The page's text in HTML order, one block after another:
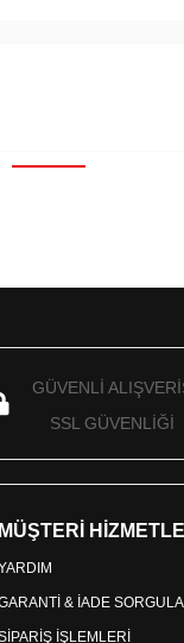
GÜVENLİ
SSL GÜVENLİĞİ
MÜŞTERİ
& İADE
İŞLEMLERİ